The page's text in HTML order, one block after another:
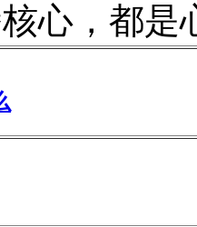
心，都是